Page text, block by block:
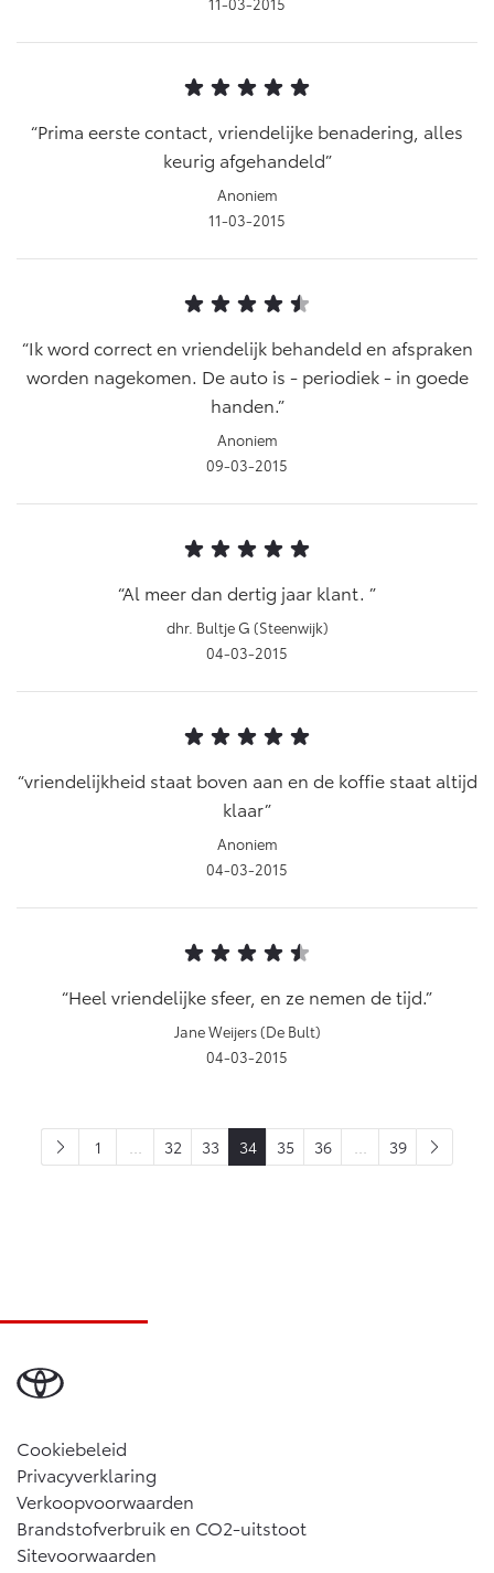
Prima eerste contact, vriendelijke benadering, alles
keurig afgehandeld
Anoniem
11-03-2015
Ik word correct en vriendelijk behandeld en afspraken
worden nagekomen. De auto is - periodiek - in goede
handen.
Anoniem
09-03-2015
Al meer dan dertig jaar klant.
dhr. Bultje G (Steenwijk)
04-03-2015
vriendelijkheid staat boven aan en de koffie staat altijd
klaar
Anoniem
04-03-2015
Heel vriendelijke sfeer, en ze nemen de tijd.
Jane Weijers (De Bult)
04-03-2015
1 ... 32 33 34 35 36 ... 39
Cookiebeleid
Privacyverklaring
Verkoopvoorwaarden
Brandstofverbruik en CO2-uitstoot
Sitevoorwaarden